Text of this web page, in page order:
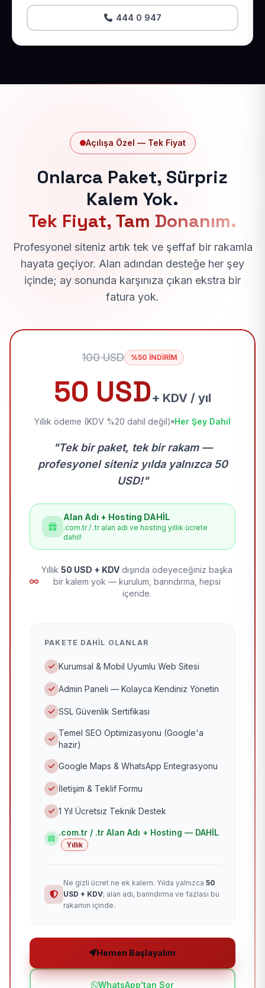
444 0 947
Açılışa Özel — Tek Fiyat
Onlarca Paket, Sürpriz
Kalem Yok.
Tek Fiyat, Tam Donanım.
Profesyonel siteniz artık tek ve şeffaf bir rakamla
hayata geçiyor. Alan adından desteğe her şey
içinde; ay sonunda karşınıza çıkan ekstra bir
fatura yok.
100 USD %50 İNDİRİM
50 USD+ KDV / yıl
Yıllık ödeme (KDV %20 dahil değil) Her Şey Dahil
"Tek bir paket, tek bir rakam —
profesyonel siteniz yılda yalnızca 50
USD!"
Alan Adı + Hosting DAHİL
.com.tr / .tr alan adı ve hosting yıllık ücrete
dahil!
Yıllık 50 USD + KDV dışında ödeyeceğiniz başka
bir kalem yok — kurulum, barındırma, hepsi
içeride.
PAKETE DAHIL OLANLAR
Kurumsal & Mobil Uyumlu Web Sitesi
Admin Paneli — Kolayca Kendiniz Yönetin
SSL Güvenlik Sertifikası
Temel SEO Optimizasyonu (Google'a
hazır)
Google Maps & WhatsApp Entegrasyonu
İletişim & Teklif Formu
1 Yıl Ücretsiz Teknik Destek
.com.tr / .tr Alan Adı + Hosting — DAHİL
Yıllık
Ne gizli ücret ne ek kalem. Yılda yalnızca 50
USD + KDV; alan adı, barındırma ve fazlası bu
rakamın içinde.
Hemen Başlayalım
WhatsApp'tan Sor